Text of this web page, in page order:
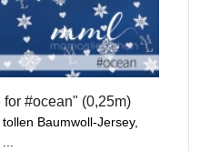
#ocean" (0,25m)
Baumwoll-Jersey,